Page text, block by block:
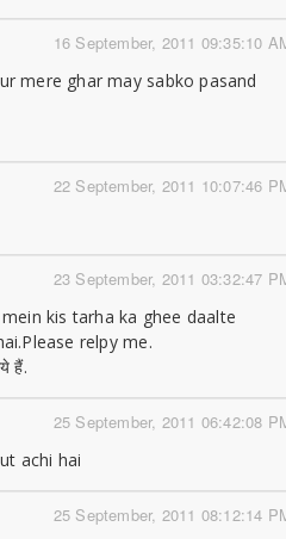
16 September, 2011 09:35:10
mere ghar may sabko pasand
22 September, 2011 10:07:46
23 September, 2011 03:32:47
kis tarha ka ghee daalte
relpy me.
हैं.
25 September, 2011 06:42:08
achi hai
25 September, 2011 08:12:14